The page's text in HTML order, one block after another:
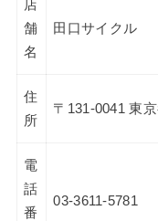
店
舗
名
田口サイクル
住
所
〒131-0041 東
電
話
番
03-3611-5781